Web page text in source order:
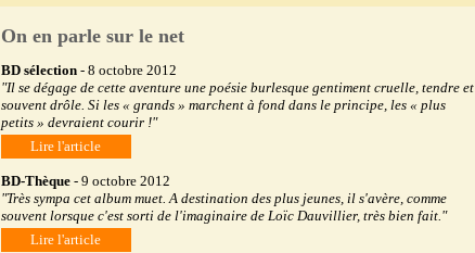
On en parle sur le net
BD sélection- 8 octobre 2012
"Il se dégage de cette aventure une poésie burlesque gentiment cruelle, tendre et
souvent drôle. Si les « grands » marchent à fond dans le principe, les « plus
petits » devraient courir !"
Lire l'article
BD-Thèque- 9 octobre 2012
"Très sympa cet album muet. A destination des plus jeunes, il s'avère, comme
souvent lorsque c'est sorti de l'imaginaire de Loïc Dauvillier, très bien fait."
Lire l'article